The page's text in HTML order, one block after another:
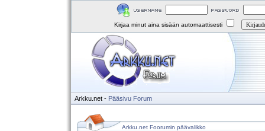
Kirjaa minut aina sisään automaattisesti
Arkku.net - Pääsivu Forum
Arkku.net Foorumin päävalikko